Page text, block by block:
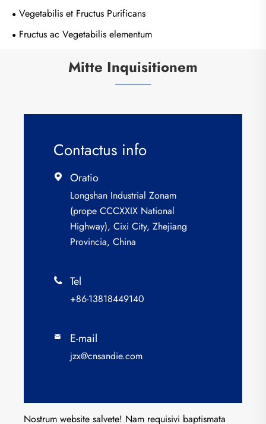
Vegetabilis et Fructus Purificans
Fructus ac Vegetabilis elementum
Mitte Inquisitionem
Contactus info
 Oratio
Longshan Industrial Zonam
(prope CCCXXIX National
Highway), Cixi City, Zhejiang
Provincia, China
 Tel
+86-13818449140
 E-mail
jzx@cnsandie.com
Nostrum website salvete! Nam requisivi baptismata